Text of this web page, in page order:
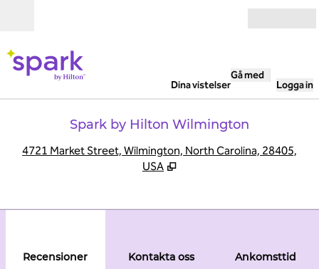
Dina vistelser
Gå med
Logga in
Spark by Hilton Wilmington
4721 Market Street, Wilmington, North Carolina, 28405,
USA
Recensioner Kontakta oss
Ankomsttid